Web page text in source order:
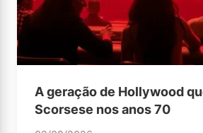
A geração de Hollywood
Scorsese nos anos 70